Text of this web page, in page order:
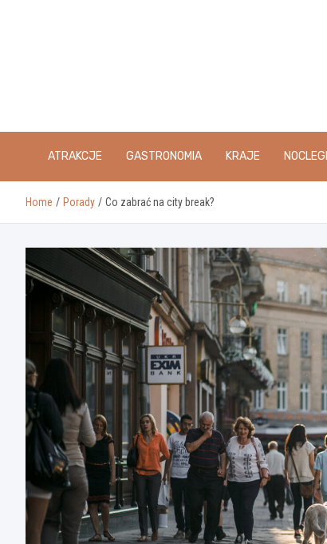
ATRAKCJE GASTRONOMIA KRAJE NOCLEGI
Home Porady Co zabrać na city break?